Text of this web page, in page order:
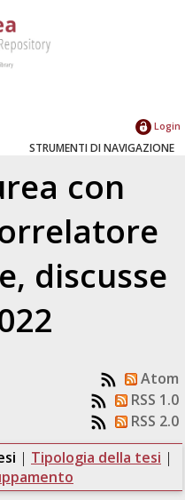
Login
STRUMENTI DI NAVIGAZIONE
con
, discusse
Atom
RSS 1.0
RSS 2.0
| Tipologia della tesi |